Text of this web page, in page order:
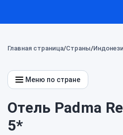
Главная страница Страны
Меню по стране
Отель Padma
5*